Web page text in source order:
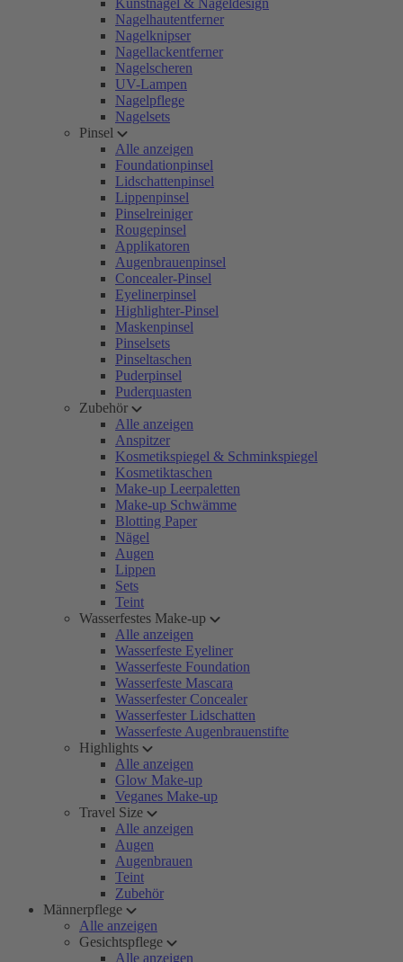
Kunstnägel & Nageldesign
Nagelhautentferner
Nagelknipser
Nagellackentferner
Nagelscheren
UV-Lampen
Nagelpflege
Nagelsets
Pinsel
Alle anzeigen
Foundationpinsel
Lidschattenpinsel
Lippenpinsel
Pinselreiniger
Rougepinsel
Applikatoren
Augenbrauenpinsel
Concealer-Pinsel
Eyelinerpinsel
Highlighter-Pinsel
Maskenpinsel
Pinselsets
Pinseltaschen
Puderpinsel
Puderquasten
Zubehör
Alle anzeigen
Anspitzer
Kosmetikspiegel & Schminkspiegel
Kosmetiktaschen
Make-up Leerpaletten
Make-up Schwämme
Blotting Paper
Nägel
Augen
Lippen
Sets
Teint
Wasserfestes Make-up
Alle anzeigen
Wasserfeste Eyeliner
Wasserfeste Foundation
Wasserfeste Mascara
Wasserfester Concealer
Wasserfester Lidschatten
Wasserfeste Augenbrauenstifte
Highlights
Alle anzeigen
Glow Make-up
Veganes Make-up
Travel Size
Alle anzeigen
Augen
Augenbrauen
Teint
Zubehör
Männerpflege
Alle anzeigen
Gesichtspflege
Alle anzeigen